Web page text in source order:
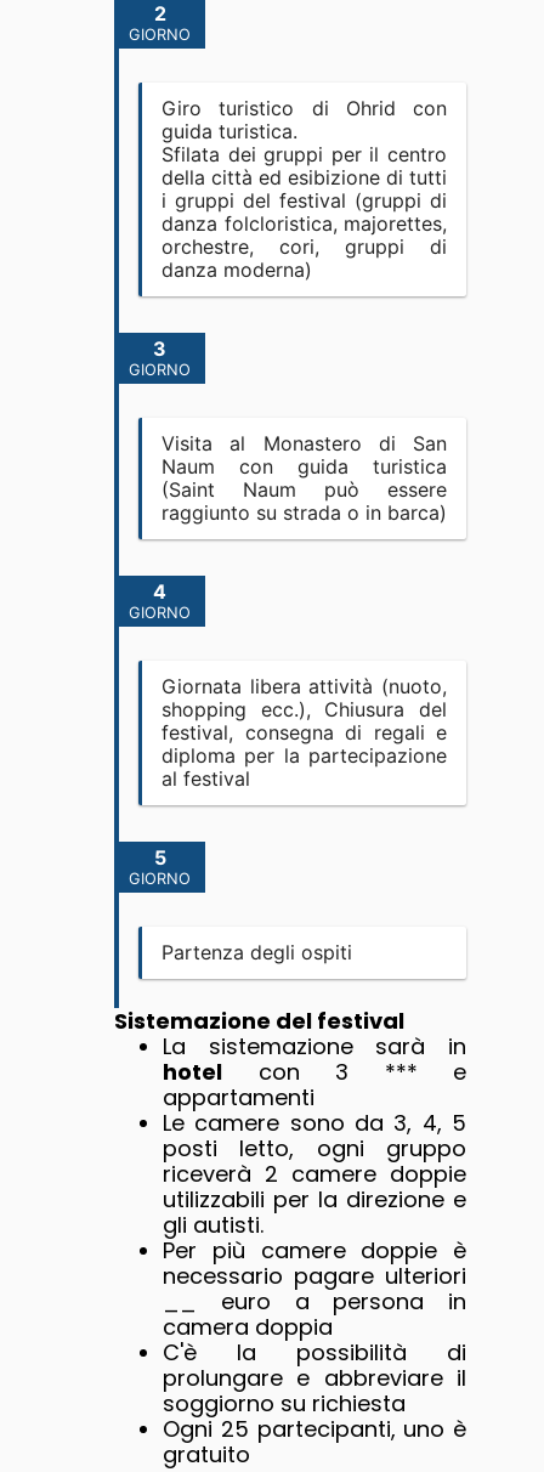
2
GIORNO
Giro turistico di Ohrid con
guida turistica.
Sfilata dei gruppi per il centro
della città ed esibizione di tutti
i gruppi del festival (gruppi di
danza folcloristica, majorettes,
orchestre, cori, gruppi di
danza moderna)
3
GIORNO
Visita al Monastero di San
Naum con guida turistica
(Saint Naum può essere
raggiunto su strada o in barca)
4
GIORNO
Giornata libera attività (nuoto,
shopping ecc.), Chiusura del
festival, consegna di regali e
diploma per la partecipazione
al festival
5
GIORNO
Partenza degli ospiti
Sistemazione del festival
La sistemazione sarà in
hotel con 3 *** e
appartamenti
Le camere sono da 3, 4, 5
posti letto, ogni gruppo
riceverà 2 camere doppie
utilizzabili per la direzione e
gli autisti.
Per più camere doppie è
necessario pagare ulteriori
__ euro a persona in
camera doppia
C'è la possibilità di
prolungare e abbreviare il
soggiorno su richiesta
Ogni 25 partecipanti, uno è
gratuito